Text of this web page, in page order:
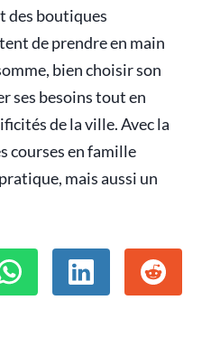
des boutiques
de prendre en main
bien choisir son
ses besoins tout en
de la ville. Avec la
courses en famille
mais aussi un